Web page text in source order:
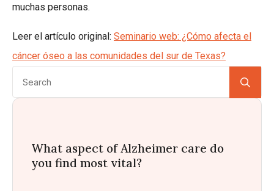
muchas personas.
Leer el artículo original: Seminario web: ¿Cómo afecta el
cáncer óseo a las comunidades del sur de Texas?
What aspect of Alzheimer care do
you find most vital?